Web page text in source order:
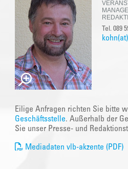
Tel. 089
Eilige Anfragen richten Sie bitte
Geschäftsstelle. Außerhalb der
Sie unser Presse- und
Mediadaten vlb-akzente (PDF)